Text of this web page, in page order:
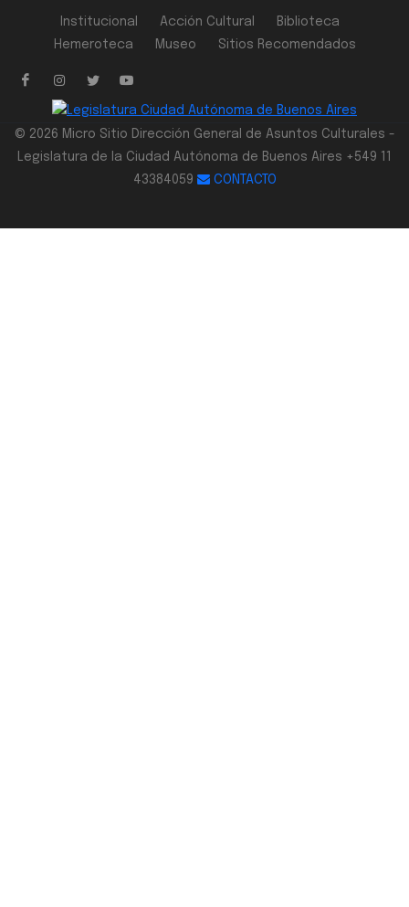
Institucional Acción Cultural
Biblioteca
Hemeroteca
Museo Sitios Recomendados
© 2026 Micro Sitio Dirección General de Asuntos Culturales -
Legislatura de la Ciudad Autónoma de Buenos Aires +549 11
43384059
CONTACTO